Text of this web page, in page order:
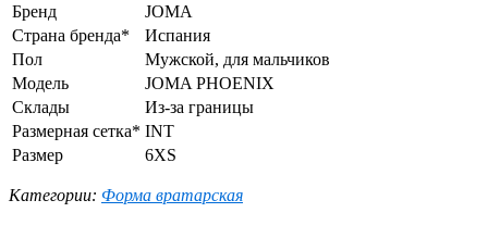
Бренд
JOMA
Страна бренда*
Испания
Пол
Мужской, для мальчиков
Модель
JOMA PHOENIX
Склады
Из-за границы
Размерная сетка* INT
Размер
6XS
Категории: Форма вратарская